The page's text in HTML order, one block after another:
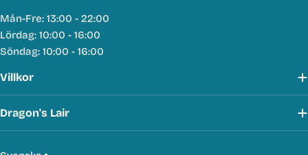
Mån-Fre: 13:00 - 22:00
Lördag: 10:00 - 16:00
Söndag: 10:00 - 16:00
Villkor
Dragon's Lair